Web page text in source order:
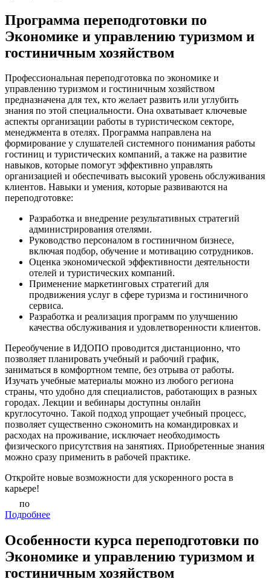
Программа переподготовки по
Экономике и управлению туризмом и
гостиничным хозяйством
Профессиональная переподготовка по экономике и
управлению туризмом и гостиничным хозяйством
предназначена для тех, кто желает развить или углубить
знания по этой специальности. Она охватывает ключевые
аспекты организации работы в туристическом секторе,
менеджмента в отелях. Программа направлена на
формирование у слушателей системного понимания работы
гостиниц и туристических компаний, а также на развитие
навыков, которые помогут эффективно управлять
организацией и обеспечивать высокий уровень обслуживания
клиентов. Навыки и умения, которые развиваются на
переподготовке:
Разработка и внедрение результативных стратегий
администрирования отелями.
Руководство персоналом в гостиничном бизнесе,
включая подбор, обучение и мотивацию сотрудников.
Оценка экономической эффективности деятельности
отелей и туристических компаний.
Применение маркетинговых стратегий для
продвижения услуг в сфере туризма и гостиничного
сервиса.
Разработка и реализация программ по улучшению
качества обслуживания и удовлетворенности клиентов.
Переобучение в ИДОПО проводится дистанционно, что
позволяет планировать учебный и рабочий график,
заниматься в комфортном темпе, без отрыва от работы.
Изучать учебные материалы можно из любого региона
страны, что удобно для специалистов, работающих в разных
городах. Лекции и вебинары доступны онлайн
круглосуточно. Такой подход упрощает учебный процесс,
позволяет существенно сэкономить на командировках и
расходах на проживание, исключает необходимость
физического присутствия на занятиях. Приобретенные знания
можно сразу применить в рабочей практике.
Откройте новые возможности для ускоренного роста в
карьере!
по
Подробнее
Особенности курса переподготовки по
Экономике и управлению туризмом и
гостиничным хозяйством